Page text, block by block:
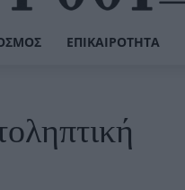
ΕΠΙΚΑΙΡΌΤΗΤΑ